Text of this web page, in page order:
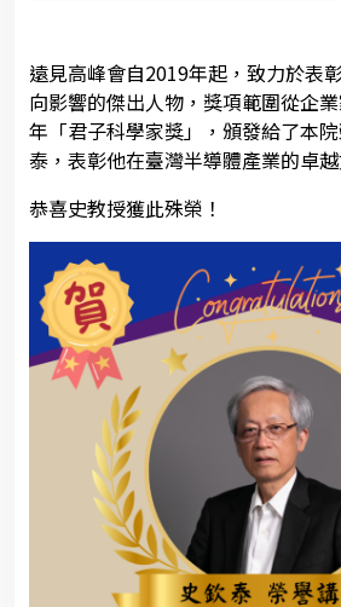
遠見高峰會自2019年起，致力於表
向影響的傑出人物，獎項範圍從企
年「君子科學家獎」，頒發給了本
泰，表彰他在臺灣半導體產業的卓越
恭喜史教授獲此殊榮！